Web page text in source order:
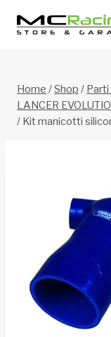
Home /Shop /
LANCER
/ Kit manicotti